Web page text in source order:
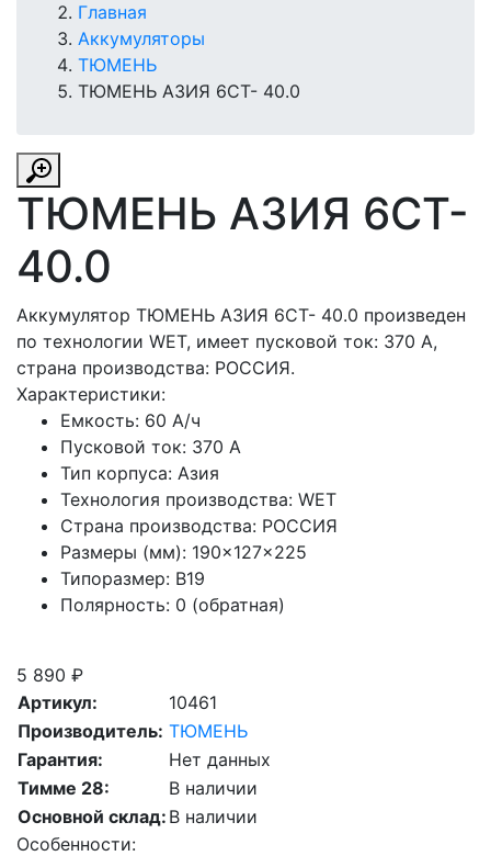
Главная
Аккумуляторы
ТЮМЕНЬ
ТЮМЕНЬ АЗИЯ 6СТ- 40.0
ТЮМЕНЬ АЗИЯ 6СТ-
40.0
Аккумулятор ТЮМЕНЬ АЗИЯ 6СТ- 40.0 произведен
по технологии WET, имеет пусковой ток: 370 A,
страна производства: РОССИЯ.
Характеристики:
Емкость: 60 А/ч
Пусковой ток: 370 А
Тип корпуса: Азия
Технология производства: WET
Страна производства: РОССИЯ
Размеры (мм): 190×127×225
Типоразмер: B19
Полярность: 0 (обратная)
5 890 ₽
Артикул:
10461
Производитель: ТЮМЕНЬ
Гарантия:
Нет данных
Тимме 28:
В наличии
Основной склад: В наличии
Особенности: